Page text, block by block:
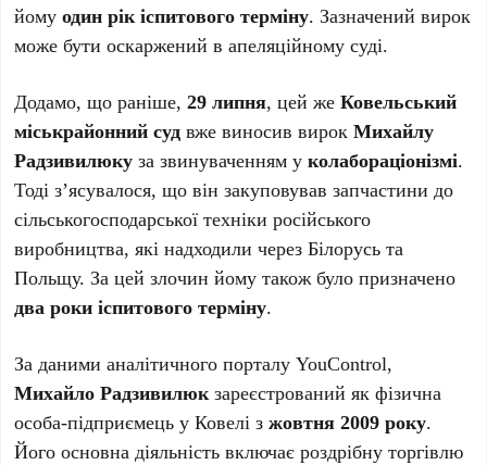
йомуодин рік іспитового терміну. Зазначений вирок
може бути оскаржений в апеляційному суді.
Додамо, що раніше,29 липня, цей жеКовельський
міськрайонний суд вже виносив вирокМихайлу
Радзивилюку за звинуваченням уколабораціонізмі.
Тоді з’ясувалося, що він закуповував запчастини до
сільськогосподарської техніки російського
виробництва, які надходили через Білорусь та
Польщу. За цей злочин йому також було призначено
два роки іспитового терміну.
За даними аналітичного порталу YouControl,
Михайло Радзивилюкзареєстрований як фізична
особа-підприємець у Ковелі зжовтня 2009 року.
Його основна діяльність включає роздрібну торгівлю